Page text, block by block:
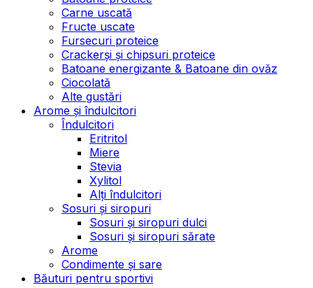
Carne uscată
Fructe uscate
Fursecuri proteice
Crackerși și chipsuri proteice
Batoane energizante & Batoane din ovăz
Ciocolată
Alte gustări
Arome și îndulcitori
Îndulcitori
Eritritol
Miere
Stevia
Xylitol
Alți îndulcitori
Sosuri și siropuri
Sosuri și siropuri dulci
Sosuri și siropuri sărate
Arome
Condimente și sare
Băuturi pentru sportivi